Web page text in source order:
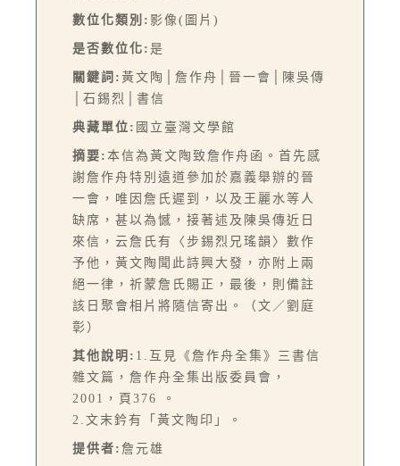
數位化類別: 影像(圖片)
是否數位化: 是
關鍵詞: 黃文陶│詹作舟│晉一會│陳吳傳
│石錫烈│書信
典藏單位: 國立臺灣文學館
摘要: 本信為黃文陶致詹作舟函。首先感
謝詹作舟特別遠道參加於嘉義舉辦的晉
一會，唯因詹氏遲到，以及王麗水等人
缺席，甚以為憾，接著述及陳吳傳近日
來信，云詹氏有〈步錫烈兄瑤韻〉數作
予他，黃文陶聞此詩興大發，亦附上兩
絕一律，祈蒙詹氏賜正，最後，則備註
該日聚會相片將隨信寄出。（文／劉庭
彰）
其他說明: 1.互見《詹作舟全集》三書信
雜文篇，詹作舟全集出版委員會，
2001，頁376 。
2.文末鈐有「黃文陶印」。
提供者: 詹元雄